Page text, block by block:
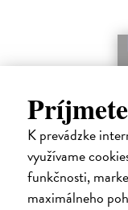
K prevádzke
využívame
funkčnosti,
maximálneho